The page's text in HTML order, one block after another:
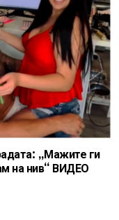
„Мажите ги
на нив“ ВИДЕО